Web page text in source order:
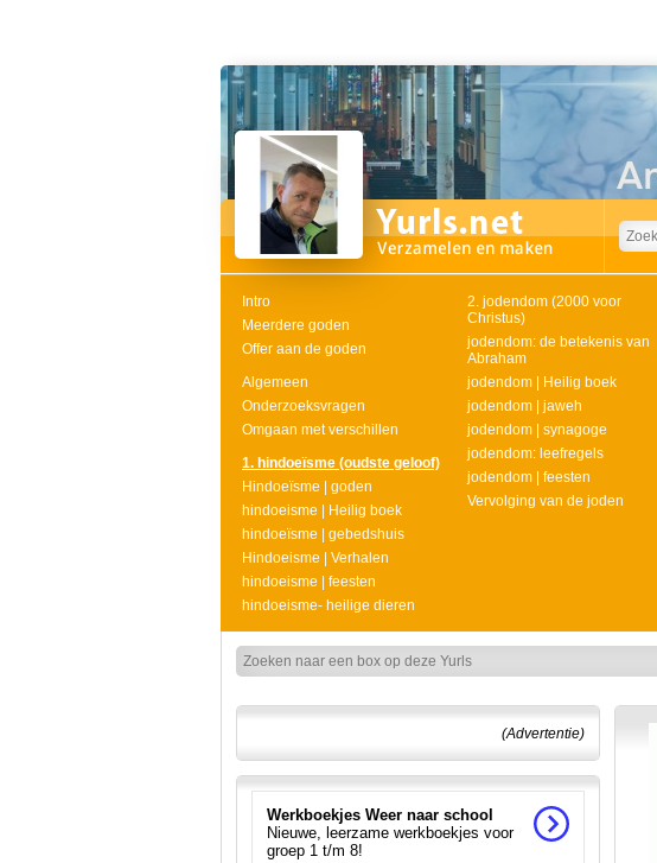
Intro
Meerdere goden
Offer aan de goden
Algemeen
Onderzoeksvragen
Omgaan met verschillen
1. hindoeïsme (oudste geloof)
Hindoeïsme | goden
hindoeisme | Heilig boek
hindoeïsme | gebedshuis
Hindoeisme | Verhalen
hindoeisme | feesten
hindoeisme- heilige dieren
2. jodendom (2000 voor
Christus)
jodendom: de betekenis van
Abraham
jodendom | Heilig boek
jodendom | jaweh
jodendom | synagoge
jodendom: leefregels
jodendom | feesten
Vervolging van de joden
(Advertentie)
Werkboekjes Weer naar school
Nieuwe, leerzame werkboekjes voor
groep 1 t/m 8!